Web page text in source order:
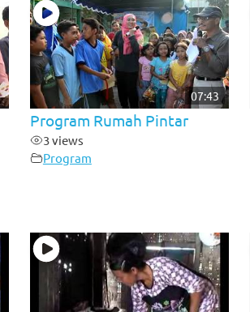
07:43
Program Rumah Pintar
3 views
Program